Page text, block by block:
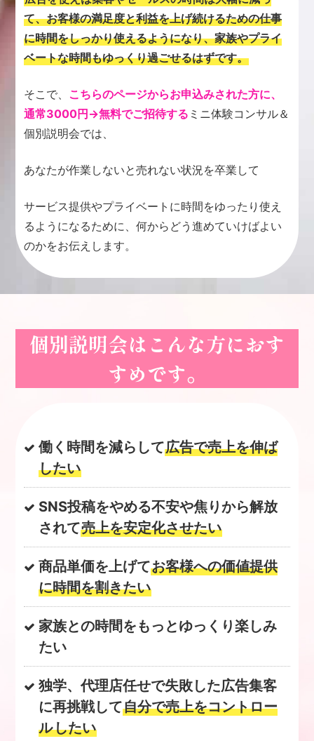
て、お客様の満足度と利益を上げ続けるための仕事
に時間をしっかり使えるようになり、家族やプライ
ベートな時間もゆっくり過ごせるはずです。
そこで、 こちらのページからお申込みされた方に、
通常3000円→無料でご招待する ミニ体験コンサル＆
個別説明会では、
あなたが作業しないと売れない状況を卒業して
サービス提供やプライベートに時間をゆったり使え
るようになるために、何からどう進めていけばよい
のかをお伝えします。
個別説明会はこんな方におす
すめです。
働く時間を減らして広告で売上を伸ば
したい
SNS投稿をやめる不安や焦りから解放
されて売上を安定化させたい
商品単価を上げてお客様への価値提供
に時間を割きたい
家族との時間をもっとゆっくり楽しみ
たい
独学、代理店任せで失敗した広告集客
に再挑戦して自分で売上をコントロー
ルしたい